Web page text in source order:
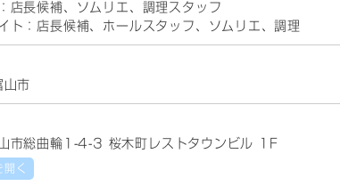
店長候補、ソムリエ、調理スタッフ
ト：店長候補、ホールスタッフ、ソムリエ、調理
山市
市総曲輪1-4-3 桜木町レストタウンビル 1F
く